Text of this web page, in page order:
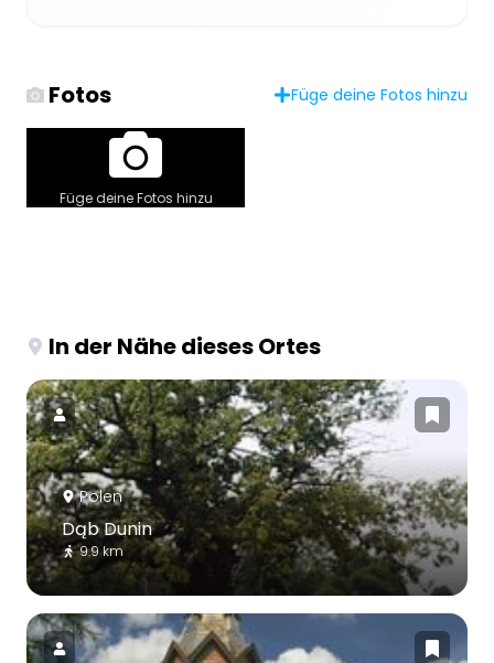
Fotos Füge deine Fotos hinzu
Füge deine Fotos hinzu
In der Nähe dieses Ortes
Polen
Dąb Dunin
9.9 km